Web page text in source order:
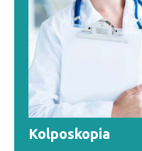
Kolposkopia